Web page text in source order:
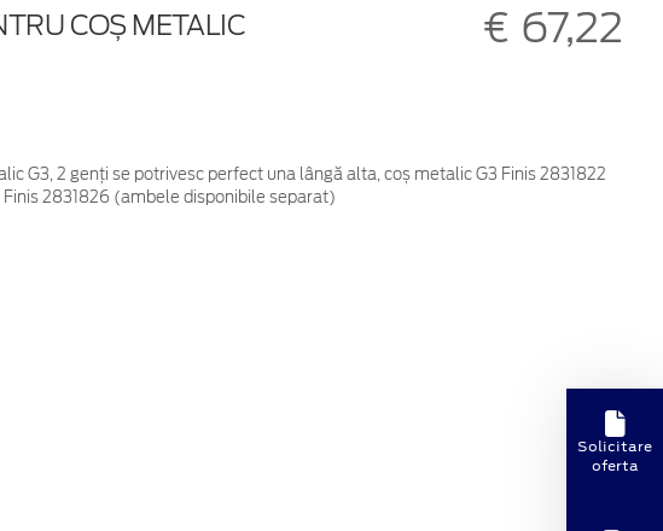
COȘ METALIC
€ 67,22
G3, 2 genți se potrivesc perfect una lângă alta, coș metalic G3 Finis 2831822
2831826 (ambele disponibile separat)
Solicitare
oferta